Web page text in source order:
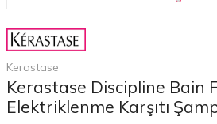
Kerastase
Kerastase Discipline Bain
Elektriklenme Karşıtı